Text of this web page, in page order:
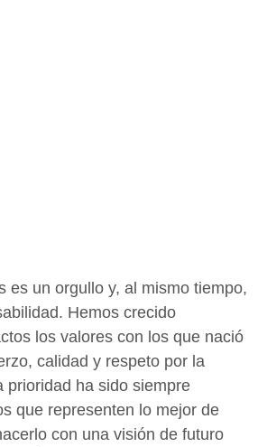
es un orgullo y, al mismo tiempo,
Hemos crecido
los valores con los que nació
calidad y respeto por la
prioridad ha sido siempre
que representen lo mejor de
con una visión de futuro